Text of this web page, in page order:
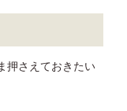
押さえておきたい